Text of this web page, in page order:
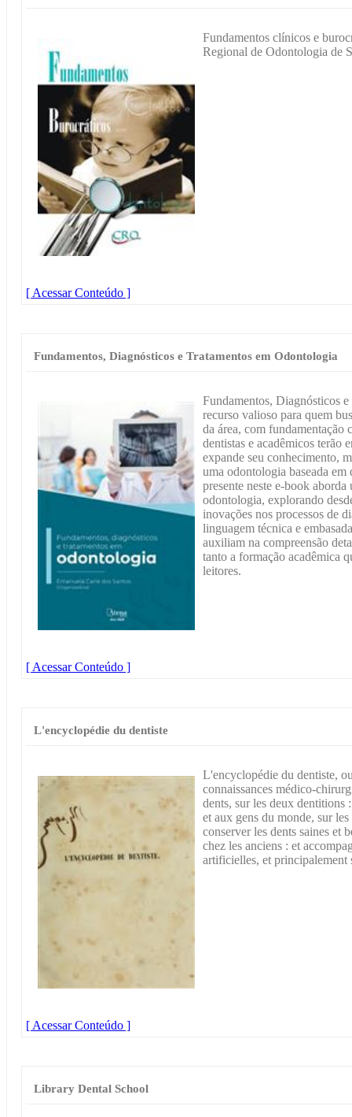
Fundamentos clínicos e
Regional de Odontologia de
[ Acessar Conteúdo ]
Fundamentos, Diagnósticos e Tratamentos em Odontologia
Fundamentos, Diagnósticos
recurso valioso para quem
da área, com fundamentação
dentistas e acadêmicos terão
expande seu conhecimento,
uma odontologia baseada
presente neste e-book
odontologia, explorando
inovações nos processos de
linguagem técnica e
auxiliam na compreensão
tanto a formação acadêmica
leitores.
[ Acessar Conteúdo ]
L'encyclopédie du dentiste
L'encyclopédie du dentiste,
connaissances médico-
dents, sur les deux dentitions
et aux gens du monde, sur
conserver les dents saines et
chez les anciens : et
artificielles, et principalement
[ Acessar Conteúdo ]
Library Dental School